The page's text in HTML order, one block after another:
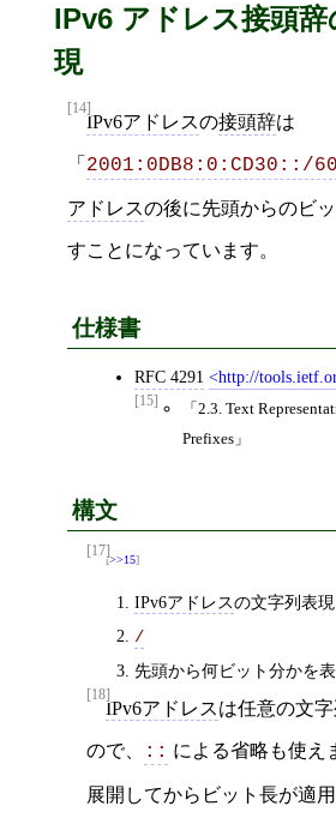
IPv6 アドレス接頭辞
現
[14]
IPv6アドレスの接頭辞は
「 2001:0DB8:0:CD30::/60
アドレスの後に先頭からのビ
すことになっています。
仕様書
[15]
RFC 4291 http://
2.3. Text
Prefixes
構文
[17]
>>15
IPv6アドレスの文字列表現
/
先頭から何ビット分かを
[18]
IPv6アドレスは任意の文
ので、 :: による省略も使え
展開してからビット長が適